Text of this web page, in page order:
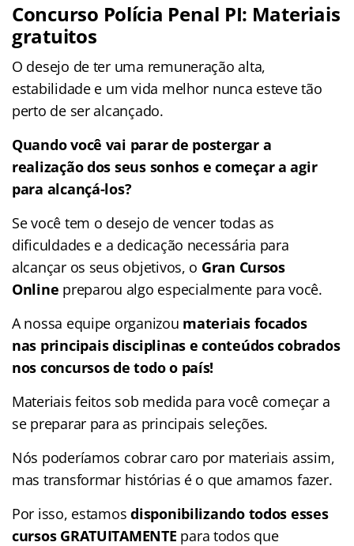
Concurso Polícia Penal PI: Materiais
gratuitos
O desejo de ter uma remuneração alta,
estabilidade e um vida melhor nunca esteve tão
perto de ser alcançado.
Quando você vai parar de postergar a
realização dos seus sonhos e começar a agir
para alcançá-los?
Se você tem o desejo de vencer todas as
dificuldades e a dedicação necessária para
alcançar os seus objetivos, o Gran Cursos
Online preparou algo especialmente para você.
A nossa equipe organizou materiais focados
nas principais disciplinas e conteúdos cobrados
nos concursos de todo o país!
Materiais feitos sob medida para você começar a
se preparar para as principais seleções.
Nós poderíamos cobrar caro por materiais assim,
mas transformar histórias é o que amamos fazer.
Por isso, estamos disponibilizando todos esses
cursos GRATUITAMENTE para todos que